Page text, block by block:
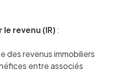
le revenu (IR):
des revenus immobiliers
entre associés